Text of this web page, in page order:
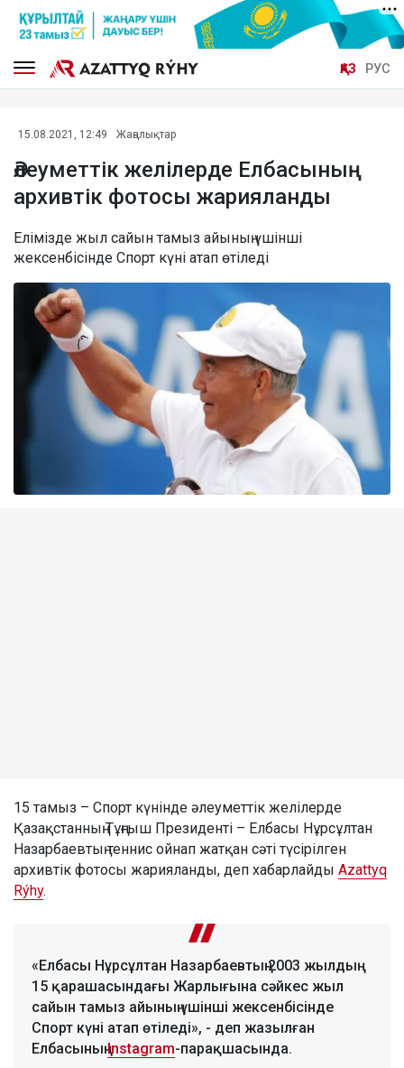
ҚАЗ РУС
15.08.2021, 12:49 Жаңалықтар
Әлеуметтік желілерде Елбасының
архивтік фотосы жарияланды
Елімізде жыл сайын тамыз айының үшінші
жексенбісінде Спорт күні атап өтіледі
15 тамыз – Спорт күнінде әлеуметтік желілерде
Қазақстанның Тұңғыш Президенті – Елбасы Нұрсұлтан
Назарбаевтың теннис ойнап жатқан сәті түсірілген
архивтік фотосы жарияланды, деп хабарлайды Azattyq
Rýhy.
«Елбасы Нұрсұлтан Назарбаевтың 2003 жылдың
15 қарашасындағы Жарлығына сәйкес жыл
сайын тамыз айының үшінші жексенбісінде
Спорт күні атап өтіледі», - деп жазылған
ЕлбасыныңІnstagram-парақшасында.